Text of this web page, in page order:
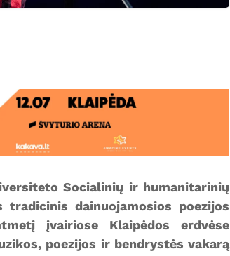
Socialinių ir humanitarinių
dainuojamosios poezijos
įvairiose Klaipėdos erdvėse
poezijos ir bendrystės vakarą